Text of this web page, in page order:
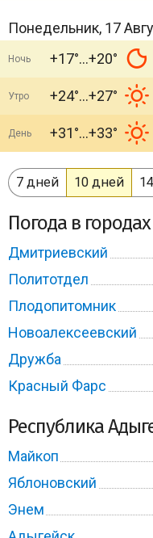
Понедельник, 17
Ночь +17° +20°
Утро +24° +27°
День +31° +33°
7 дней 10 дней
Погода в
Дмитриевский
Политотдел
Плодопитомник
Новоалексеевский
Дружба
Красный Фарс
Республика
Майкоп
Яблоновский
Энем